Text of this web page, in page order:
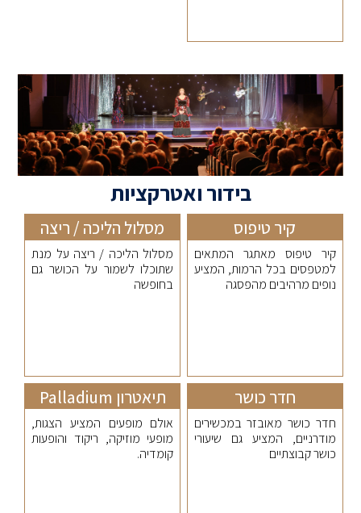
בידור ואטרקציות
קיר טיפוס
קיר טיפוס מאתגר המתאים
למטפסים בכל הרמות, המציע
נופים מרהיבים מהפסגה
מסלול הליכה / ריצה
מסלול הליכה / ריצה על מנת
שתוכלו לשמור על הכושר גם
בחופשה
חדר כושר
חדר כושר מאובזר במכשירים
מודרניים, המציע גם שיעורי
כושר קבוצתיים
תיאטרון Palladium
אולם מופעים המציע הצגות,
מופעי מוזיקה, ריקוד והופעות
קומדיה.